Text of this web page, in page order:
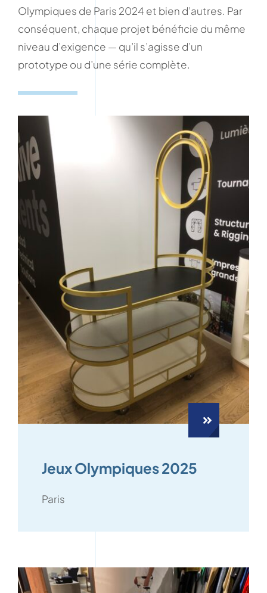
Olympiques de Paris 2024 et bien d’autres. Par
conséquent, chaque projet bénéficie du même
niveau d’exigence — qu’il s’agisse d’un
prototype ou d’une série complète.
Jeux Olympiques 2025
Paris